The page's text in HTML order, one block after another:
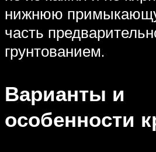
нижнюю
часть
грунтованием.
Варианты и
особенности